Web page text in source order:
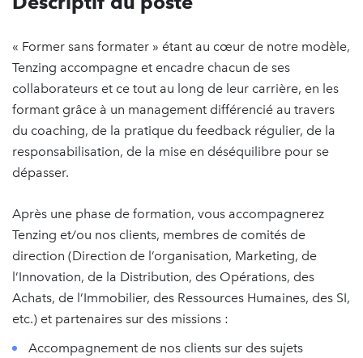
« Former sans formater » étant au cœur de notre modèle,
Tenzing accompagne et encadre chacun de ses
collaborateurs et ce tout au long de leur carrière, en les
formant grâce à un management différencié au travers
du coaching, de la pratique du feedback régulier, de la
responsabilisation, de la mise en déséquilibre pour se
dépasser.
Après une phase de formation, vous accompagnerez
Tenzing et/ou nos clients, membres de comités de
direction (Direction de l’organisation, Marketing, de
l’Innovation, de la Distribution, des Opérations, des
Achats, de l’Immobilier, des Ressources Humaines, des SI,
etc.) et partenaires sur des missions :
Accompagnement de nos clients sur des sujets